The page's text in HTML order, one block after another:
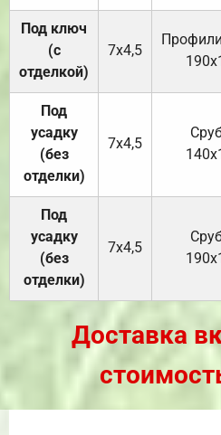
Под ключ
(с
отделкой)
7х4,5
Под
усадку
(без
отделки)
7х4,5
Под
усадку
(без
отделки)
7х4,5
Доставка